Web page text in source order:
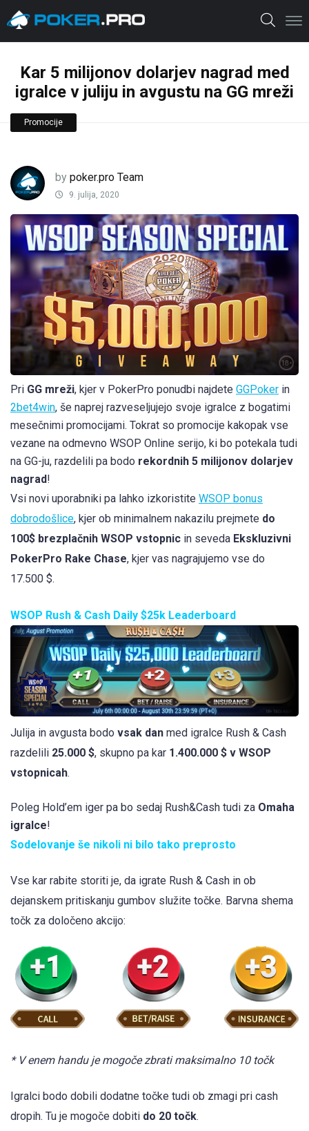
Kar 5 milijonov dolarjev nagrad med
igralce v juliju in avgustu na GG mreži
Promocije
by poker.pro Team
9. julija, 2020
Pri GG mreži, kjer v PokerPro ponudbi najdete GGPoker in
2bet4win, še naprej razveseljujejo svoje igralce z bogatimi
mesečnimi promocijami. Tokrat so promocije kakopak vse
vezane na odmevno WSOP Online serijo, ki bo potekala tudi
na GG-ju, razdelili pa bodo rekordnih 5 milijonov dolarjev
nagrad!
Vsi novi uporabniki pa lahko izkoristite WSOP bonus
dobrodošlice, kjer ob minimalnem nakazilu prejmete do
100$ brezplačnih WSOP vstopnic in seveda Ekskluzivni
PokerPro Rake Chase, kjer vas nagrajujemo vse do
17.500 $.
WSOP Rush & Cash Daily $25k Leaderboard
Julija in avgusta bodo vsak dan med igralce Rush & Cash
razdelili 25.000 $, skupno pa kar 1.400.000 $ v WSOP
vstopnicah.
Poleg Hold’em iger pa bo sedaj Rush&Cash tudi za Omaha
igralce!
Sodelovanje še nikoli ni bilo tako preprosto
Vse kar rabite storiti je, da igrate Rush & Cash in ob
dejanskem pritiskanju gumbov služite točke. Barvna shema
točk za določeno akcijo:
* V enem handu je mogoče zbrati maksimalno 10 točk
Igralci bodo dobili dodatne točke tudi ob zmagi pri cash
dropih. Tu je mogoče dobiti do 20 točk.